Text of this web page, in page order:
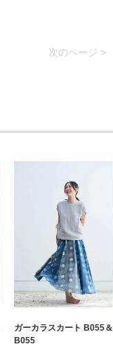
次のページ >
ガーカラスカート B055＆
B055